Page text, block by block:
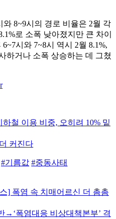
8~9시의 경로 비율은 2월 각
로 소폭 낮아졌지만 큰 차이
시와 7~8시 역시 2월 8.1%,
하거나 소폭 상승하는 데 그쳤
철 이용 비중, 오히려 10% 밑
커진다
#기름값 #중동사태
] 폭염 속 치매어르신 더 촘촘
→‘폭염대응 비상대책본부’ 격